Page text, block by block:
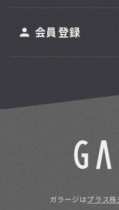
会員登録
ガラージはプラス